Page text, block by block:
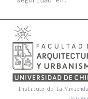
Instituto de la